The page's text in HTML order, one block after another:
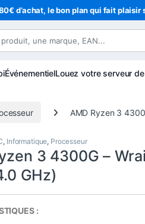
d’achat, le bon plan qui fait plaisir
ÉvénementielLouez votre serveur
AMD Ryzen 3
, Informatique, Processeur
3 4300G –
GHz)
: